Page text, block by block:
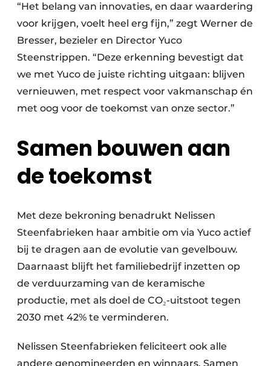
“Het belang van innovaties, en daar waardering
voor krijgen, voelt heel erg fijn,” zegt Werner de
Bresser, bezieler en Director Yuco
Steenstrippen. “Deze erkenning bevestigt dat
we met Yuco de juiste richting uitgaan: blijven
vernieuwen, met respect voor vakmanschap én
met oog voor de toekomst van onze sector.”
Samen bouwen aan
de toekomst
Met deze bekroning benadrukt Nelissen
Steenfabrieken haar ambitie om via Yuco actief
bij te dragen aan de evolutie van gevelbouw.
Daarnaast blijft het familiebedrijf inzetten op
de verduurzaming van de keramische
productie, met als doel de CO₂-uitstoot tegen
2030 met 42% te verminderen.
Nelissen Steenfabrieken feliciteert ook alle
andere genomineerden en winnaars. Samen